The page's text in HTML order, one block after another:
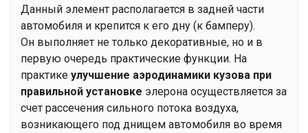
Данный элемент располагается в задней части
автомобиля и крепится к его дну (к бамперу).
Он выполняет не только декоративные, но и в
первую очередь практические функции. На
практике улучшение аэродинамики кузова при
правильной установке элерона осуществляется за
счет рассечения сильного потока воздуха,
возникающего под днищем автомобиля во время